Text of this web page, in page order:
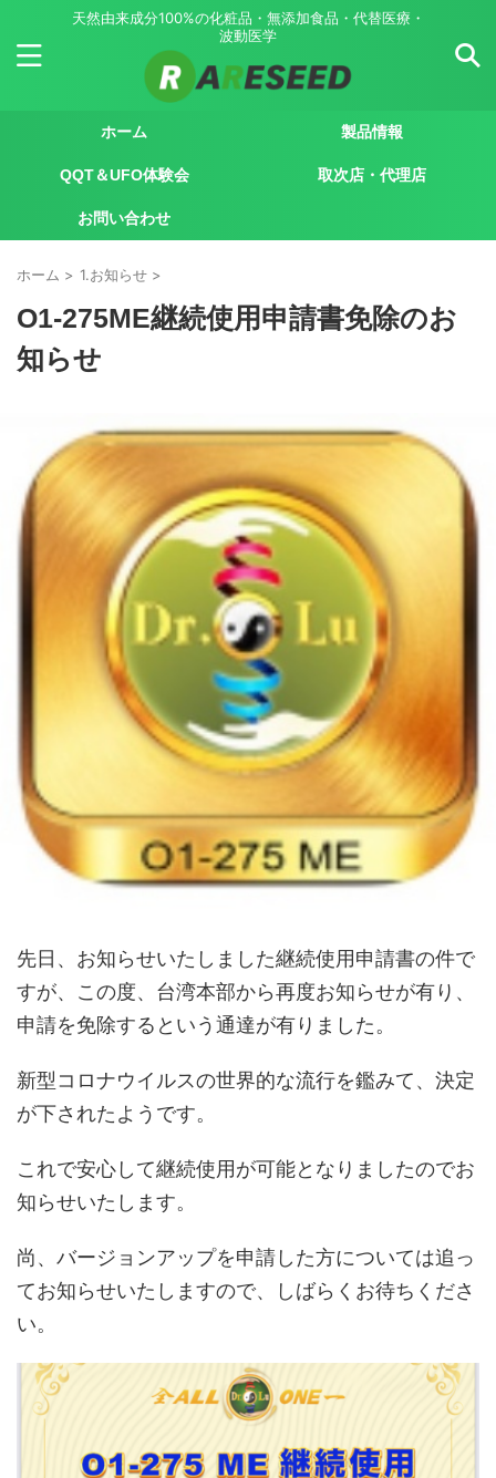
天然由来成分100%の化粧品・無添加食品・代替医療・
波動医学
ホーム 製品情報
QQT＆UFO体験会 取次店・代理店
お問い合わせ
ホーム > 1.お知らせ >
O1-275ME継続使用申請書免除のお
知らせ
先日、お知らせいたしました継続使用申請書の件で
すが、この度、台湾本部から再度お知らせが有り、
申請を免除するという通達が有りました。
新型コロナウイルスの世界的な流行を鑑みて、決定
が下されたようです。
これで安心して継続使用が可能となりましたのでお
知らせいたします。
尚、バージョンアップを申請した方については追っ
てお知らせいたしますので、しばらくお待ちくださ
い。